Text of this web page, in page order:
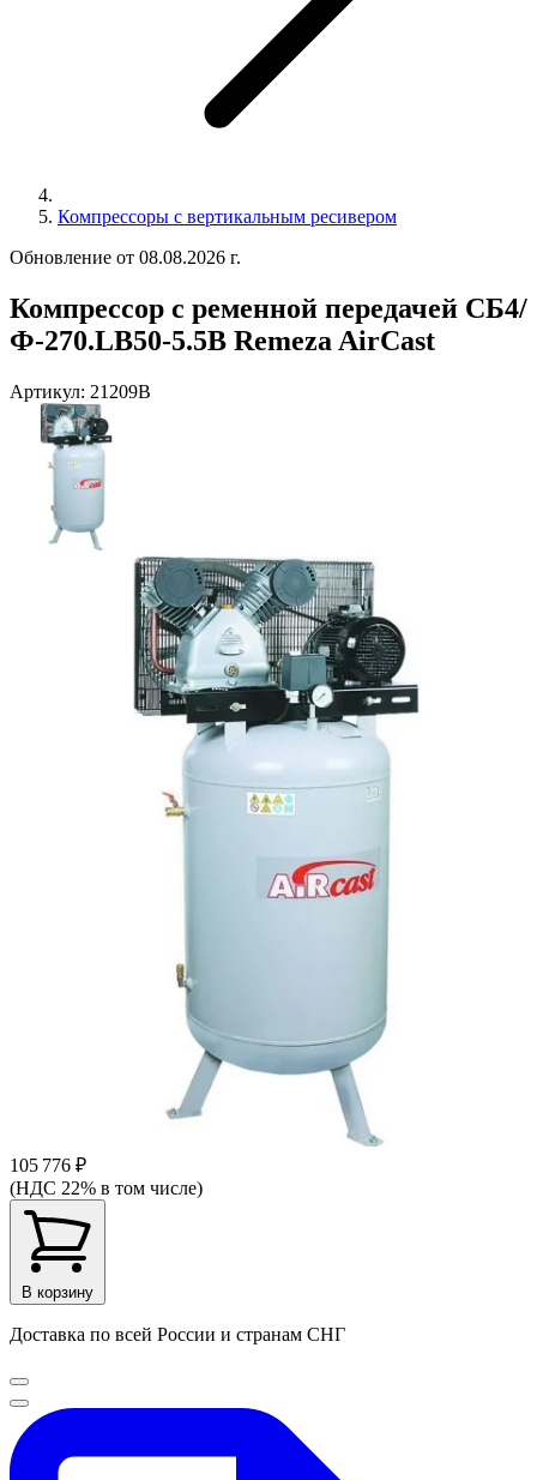
Компрессоры с вертикальным ресивером
Обновление от 08.08.2026 г.
Компрессор с ременной передачей СБ4/
Ф-270.LB50-5.5В Remeza AirCast
Артикул: 21209В
105 776 ₽
(НДС 22% в том числе)
В корзину
Доставка по всей России и странам СНГ